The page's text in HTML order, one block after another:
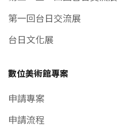
第一回台日交流展
台日文化展
數位美術館專案
申請專案
申請流程